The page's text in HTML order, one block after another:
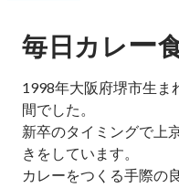
毎日カレー
1998年大阪府堺市生ま
間でした。
新卒のタイミングで上
きをしています。
カレーをつくる手際の